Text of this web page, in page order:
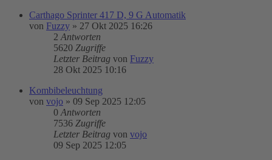
Carthago Sprinter 417 D, 9 G Automatik
von Fuzzy » 27 Okt 2025 16:26
2 Antworten
5620 Zugriffe
Letzter Beitrag von Fuzzy
28 Okt 2025 10:16
Kombibeleuchtung
von vojo » 09 Sep 2025 12:05
0 Antworten
7536 Zugriffe
Letzter Beitrag von vojo
09 Sep 2025 12:05